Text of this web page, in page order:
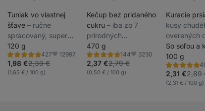
Akcie týždňa
Tuniak vo vlastnej
šťave ⁠–⁠ ručne
spracovaný, super
šťavnatý a z
udržateľného rybolovu
120 g
427
Hodnotenie
4.8/5,
427
recenzií
Obľúbené
12997
1,98 €2,39 €
(1,65 € / 100 g)
Kečup bez pridaného
cukru⁠–⁠ iba zo 7
prírodných
ingrediencií, tradičná
remeselná výroba,
mäkká štruktúra, bez
konzervantov
470 g
144
Hodnotenie
4.6/5,
144
recenzií
Obľúbené
3230
2,37 €2,79 €
(0,50 € / 100 g)
Akcie
Kuracie
kusy
overených
bez
So soľou a
100 g
Hodnotenie
4.8/5,
407
recenzií
2,31 €2,89
(2,31 € / 100 g)